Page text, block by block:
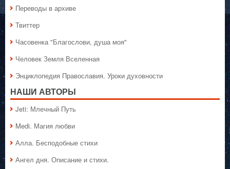
Переводы в архиве
Твиттер
Часовенка "Благослови, душа моя"
Человек Земля Вселенная
Энциклопедия Православия. Уроки духовности
НАШИ АВТОРЫ
Jeti: Млечный Путь
Medi. Магия любви
Алла. Бесподобные стихи
Ангел дня. Описание и стихи.